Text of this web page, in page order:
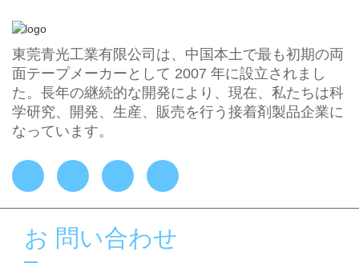
東莞青光工業有限公司は、中国本土で最も初期の両
面テープメーカーとして 2007 年に設立されまし
た。長年の継続的な開発により、現在、私たちは科
学研究、開発、生産、販売を行う接着剤製品企業に
なっています。
お 問い合わせ